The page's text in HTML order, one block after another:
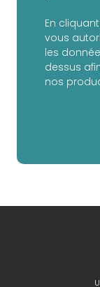
En
vous
les
dessus
nos